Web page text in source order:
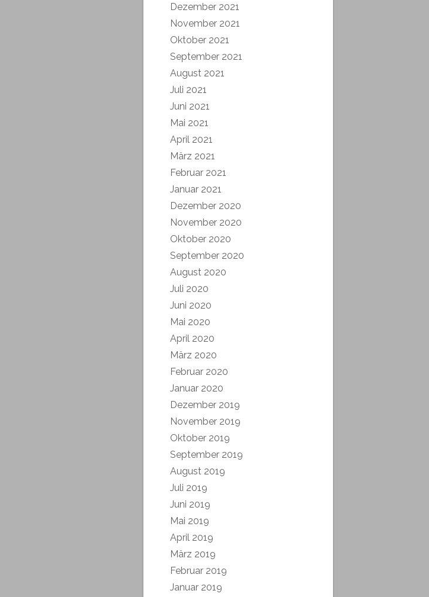
Dezember 2021
November 2021
Oktober 2021
September 2021
August 2021
Juli 2021
Juni 2021
Mai 2021
April 2021
März 2021
Februar 2021
Januar 2021
Dezember 2020
November 2020
Oktober 2020
September 2020
August 2020
Juli 2020
Juni 2020
Mai 2020
April 2020
März 2020
Februar 2020
Januar 2020
Dezember 2019
November 2019
Oktober 2019
September 2019
August 2019
Juli 2019
Juni 2019
Mai 2019
April 2019
März 2019
Februar 2019
Januar 2019